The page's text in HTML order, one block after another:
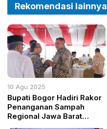
Rekomendasi lainnya
10 Agu 2025
Bupati Bogor Hadiri Rakor
Penanganan Sampah
Regional Jawa Barat